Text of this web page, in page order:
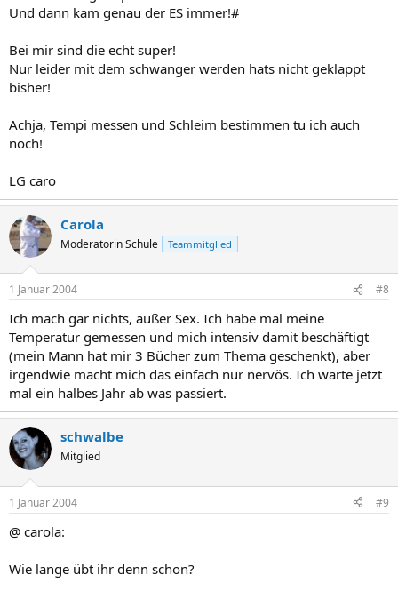
Und dann kam genau der ES immer!#
Bei mir sind die echt super!
Nur leider mit dem schwanger werden hats nicht geklappt
bisher!
Achja, Tempi messen und Schleim bestimmen tu ich auch
noch!
LG caro
Carola
Moderatorin Schule Teammitglied
1 Januar 2004 #8
Ich mach gar nichts, außer Sex. Ich habe mal meine
Temperatur gemessen und mich intensiv damit beschäftigt
(mein Mann hat mir 3 Bücher zum Thema geschenkt), aber
irgendwie macht mich das einfach nur nervös. Ich warte jetzt
mal ein halbes Jahr ab was passiert.
schwalbe
Mitglied
1 Januar 2004 #9
@ carola:
Wie lange übt ihr denn schon?